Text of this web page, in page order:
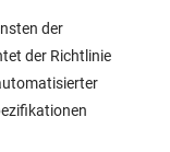
der
der Richtlinie